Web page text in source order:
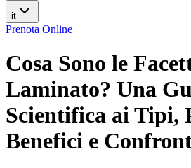
it
Prenota Online
Cosa Sono le
Laminato? Una
Scientifica ai Tipi,
Benefici e